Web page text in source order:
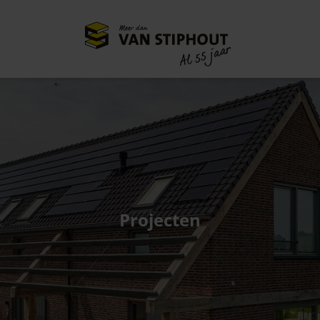
Meer dan
Al 55 jaar
Projecten